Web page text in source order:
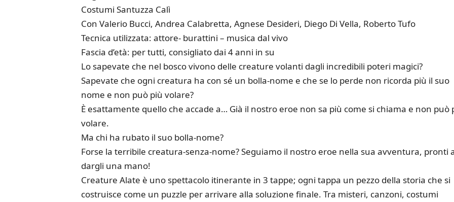
Costumi Santuzza Calì
Con Valerio Bucci, Andrea Calabretta, Agnese Desideri, Diego Di Vella, Roberto Tufo
Tecnica utilizzata: attore- burattini – musica dal vivo
Fascia d’età: per tutti, consigliato dai 4 anni in su
Lo sapevate che nel bosco vivono delle creature volanti dagli incredibili poteri magici?
Sapevate che ogni creatura ha con sé un bolla-nome e che se lo perde non ricorda più il suo
nome e non può più volare?
È esattamente quello che accade a… Già il nostro eroe non sa più come si chiama e non può
volare.
Ma chi ha rubato il suo bolla-nome?
Forse la terribile creatura-senza-nome? Seguiamo il nostro eroe nella sua avventura, pronti
dargli una mano!
Creature Alate è uno spettacolo itinerante in 3 tappe; ogni tappa un pezzo della storia che si
costruisce come un puzzle per arrivare alla soluzione finale. Tra misteri, canzoni, costumi